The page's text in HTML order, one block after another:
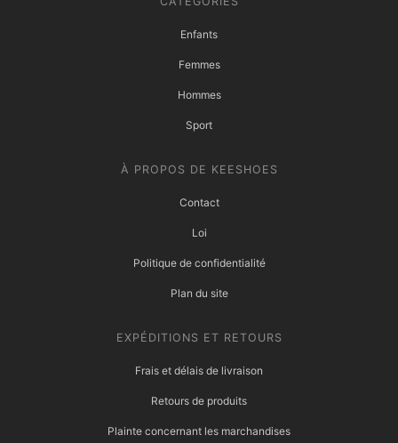
Enfants
Femmes
Hommes
Sport
À PROPOS DE KEESHOES
Contact
Loi
Politique de confidentialité
Plan du site
EXPÉDITIONS ET RETOURS
Frais et délais de livraison
Retours de produits
Plainte concernant les marchandises